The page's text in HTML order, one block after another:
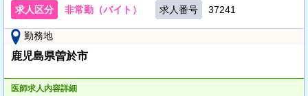
求人区分 非常勤（バイト） 求人番号 37241
勤務地
鹿児島県曽於市
医師求人内容詳細